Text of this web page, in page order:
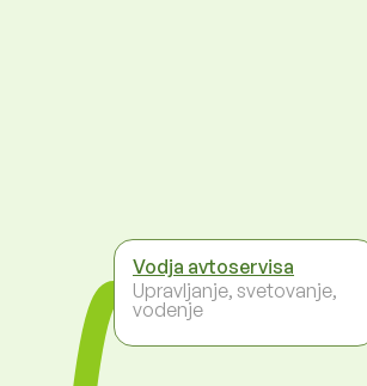
Vodja avtoservisa
Upravljanje, svetovanje,
vodenje